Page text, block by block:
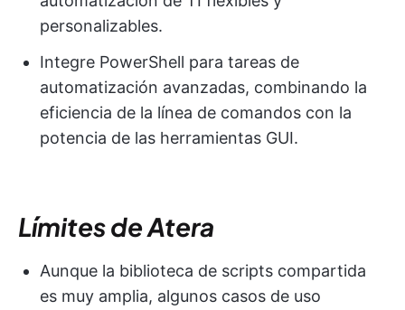
personalizables.
Integre PowerShell para tareas de
automatización avanzadas, combinando la
eficiencia de la línea de comandos con la
potencia de las herramientas GUI.
Límites de Atera
Aunque la biblioteca de scripts compartida
es muy amplia, algunos casos de uso